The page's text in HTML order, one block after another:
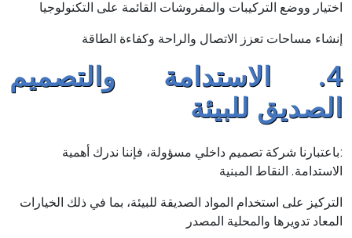
اختيار ووضع التركيبات والمفروشات القائمة على التكنولوجيا
إنشاء مساحات تعزز الاتصال والراحة وكفاءة الطاقة
4. الاستدامة والتصميم
الصديق للبيئة
:باعتبارنا شركة تصميم داخلي مسؤولة، فإننا ندرك أهمية
الاستدامة. النقاط المبنية
التركيز على استخدام المواد الصديقة للبيئة، بما في ذلك الخيارات
المعاد تدويرها والمحلية المصدر